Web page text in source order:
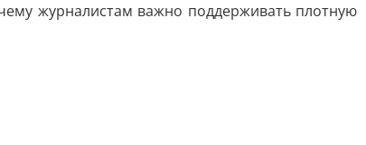
журналистам важно поддерживать плотную